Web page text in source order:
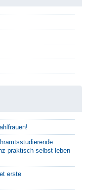
praktisch selbst leben
erste